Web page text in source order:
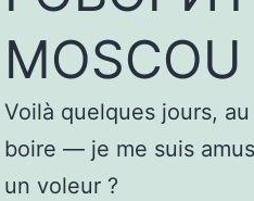
MOSCOU
Voilà quelques jours,
boire — je me suis
un voleur ?